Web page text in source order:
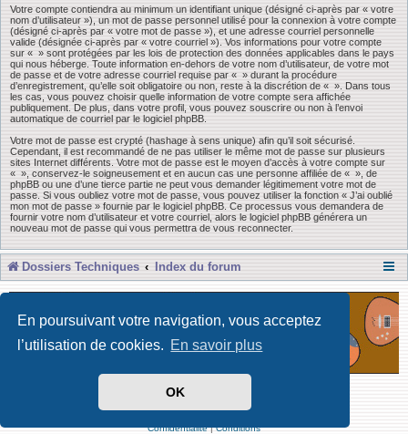
En poursuivant votre navigation, vous acceptez
l’utilisation de cookies. En savoir plus
OK
Votre compte contiendra au minimum un identifiant unique (désigné ci-après par « votre
nom d’utilisateur »), un mot de passe personnel utilisé pour la connexion à votre compte
(désigné ci-après par « votre mot de passe »), et une adresse courriel personnelle
valide (désignée ci-après par « votre courriel »). Vos informations pour votre compte
sur « » sont protégées par les lois de protection des données applicables dans le pays
qui nous héberge. Toute information en-dehors de votre nom d’utilisateur, de votre mot
de passe et de votre adresse courriel requise par « » durant la procédure
d’enregistrement, qu’elle soit obligatoire ou non, reste à la discrétion de « ». Dans tous
les cas, vous pouvez choisir quelle information de votre compte sera affichée
publiquement. De plus, dans votre profil, vous pouvez souscrire ou non à l’envoi
automatique de courriel par le logiciel phpBB.
Votre mot de passe est crypté (hashage à sens unique) afin qu’il soit sécurisé.
Cependant, il est recommandé de ne pas utiliser le même mot de passe sur plusieurs
sites Internet différents. Votre mot de passe est le moyen d’accès à votre compte sur
« », conservez-le soigneusement et en aucun cas une personne affiliée de « », de
phpBB ou une d’une tierce partie ne peut vous demander légitimement votre mot de
passe. Si vous oubliez votre mot de passe, vous pouvez utiliser la fonction « J’ai oublié
mon mot de passe » fournie par le logiciel phpBB. Ce processus vous demandera de
fournir votre nom d’utilisateur et votre courriel, alors le logiciel phpBB générera un
nouveau mot de passe qui vous permettra de vous reconnecter.
Dossiers Techniques Index du forum
Développé par Forum Software © phpBB Limited
Traduit par phpBB-fr
Confidentialité|Conditions